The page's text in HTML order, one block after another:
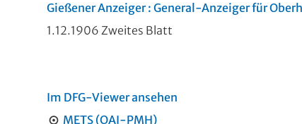
Gießener Anzeiger : General-Anzeiger für
1.12.1906 Zweites Blatt
Im DFG-Viewer ansehen
METS (OAI-PMH)